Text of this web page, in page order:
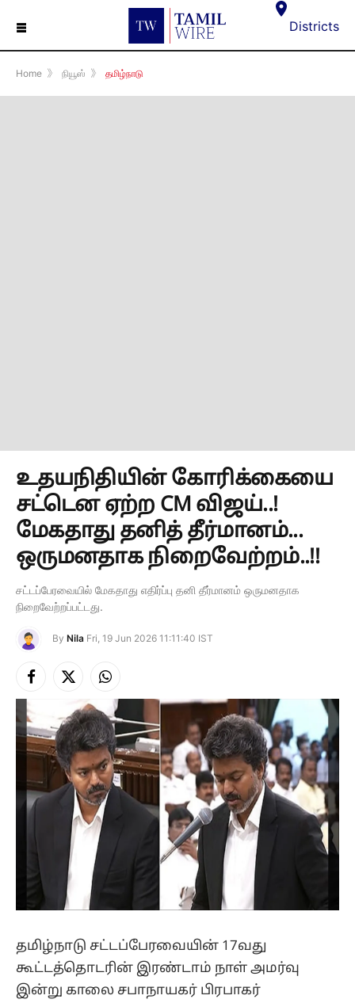
☰ Districts
Home 》 நியூஸ் 》 தமிழ்நாடு
உதயநிதியின் கோரிக்கையை
சட்டென ஏற்ற CM விஜய்..!
மேகதாது தனித் தீர்மானம்...
ஒருமனதாக நிறைவேற்றம்..!!
சட்டப்பேரவையில் மேகதாது எதிர்ப்பு தனி தீர்மானம் ஒருமனதாக
நிறைவேற்றப்பட்டது.
By Nila Fri, 19 Jun 2026 11:11:40 IST
Facebook
X
(Twitter)
Instagram
தமிழ்நாடு சட்டப்பேரவையின் 17வது
கூட்டத்தொடரின் இரண்டாம் நாள் அமர்வு
இன்று காலை சபாநாயகர் பிரபாகர்